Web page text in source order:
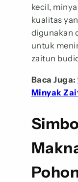
kecil,
kualitas
digunakan
untuk
zaitun
Baca Juga:
Minyak